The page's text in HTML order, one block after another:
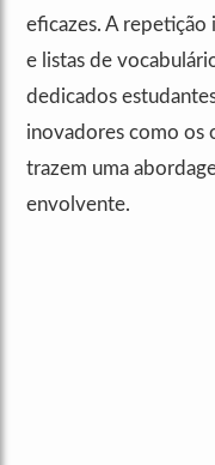
eficazes. A repetição
e listas de
dedicados
inovadores como os
trazem uma
envolvente.